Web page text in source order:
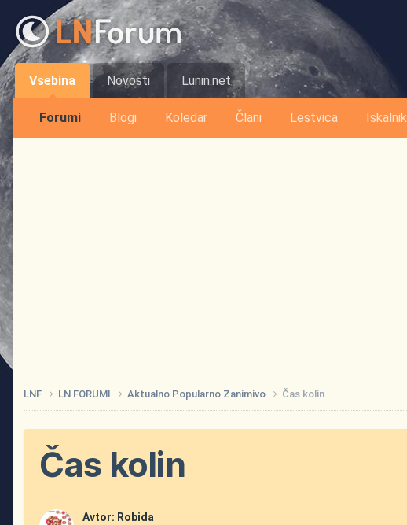
Vsebina
Forumi Blogi Koledar Člani Lestvica Iskalnik
Novosti Lunin.net
LNF LN FORUMI Aktualno Popularno Zanimivo Čas kolin
Čas kolin
Avtor: Robida